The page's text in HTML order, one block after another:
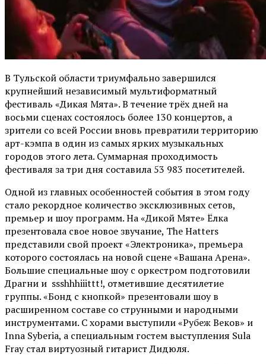
В Тульской области триумфально завершился
крупнейший независимый мультиформатный
фестиваль «Дикая Мята». В течение трёх дней на
восьми сценах состоялось более 130 концертов, а
зрители со всей России вновь превратили территорию
арт-кэмпа в один из самых ярких музыкальных
городов этого лета. Суммарная проходимость
фестиваля за три дня составила 53 983 посетителей.
Одной из главных особенностей события в этом году
стало рекордное количество эксклюзивных сетов,
премьер и шоу программ. На «Дикой Мяте» Ёлка
презентовала свое новое звучание, The Hatters
представили свой проект «Электроника», премьера
которого состоялась на новой сцене «Вашана Арена».
Большие специальные шоу с оркестром подготовили
Драгни и ssshhhiiittt!, отметившие десятилетие
группы. «Бонд с кнопкой» презентовали шоу в
расширенном составе со струнными и народными
инструментами. С хорами выступили «Рубеж Веков» и
Inna Syberia, а специальным гостем выступления Sula
Fray стал виртуозный гитарист Дидюля.